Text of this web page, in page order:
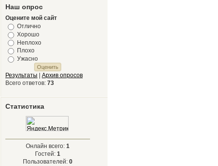
Наш опрос
Оцените мой сайт
Отлично
Хорошо
Неплохо
Плохо
Ужасно
Результаты
Архив опросов
Всего ответов: 73
Статистика
Онлайн всего: 1
Гостей: 1
Пользователей: 0